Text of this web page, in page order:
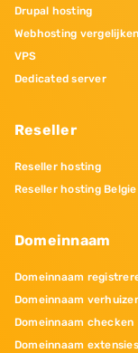
Drupal hosting
Webhosting vergelijken
VPS
Dedicated server
Reseller
Reseller hosting
Reseller hosting Belgie
Domeinnaam
Domeinnaam
Domeinnaam
Domeinnaam checken
Domeinnaam extensies